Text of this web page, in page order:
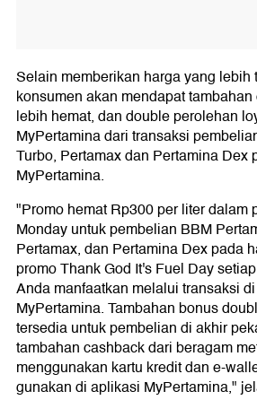
Selain memberikan harga yang lebih
konsumen akan mendapat
lebih hemat, dan double perolehan
MyPertamina dari transaksi
Turbo, Pertamax dan Pertamina Dex
MyPertamina.
"Promo hemat Rp300 per liter dalam
Monday untuk pembelian BBM
Pertamax, dan Pertamina Dex pada
promo Thank God It's Fuel Day
Anda manfaatkan melalui transaksi
MyPertamina. Tambahan bonus
tersedia untuk pembelian di akhir
tambahan cashback dari beragam
menggunakan kartu kredit dan e-
gunakan di aplikasi MyPertamina,"